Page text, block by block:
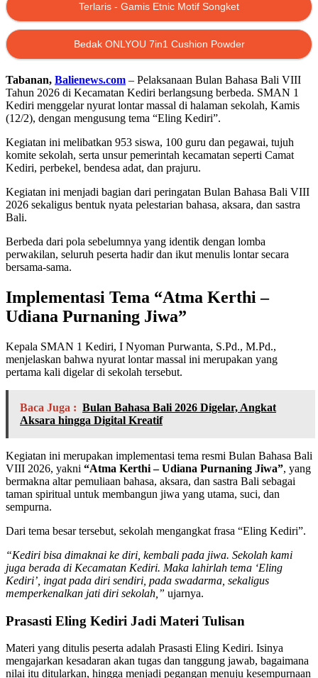
Terlaris - Gamis Etnic Motif Songket
Bedak ONLYOU 7in1 Cushion Powder
Tabanan, Balienews.com – Pelaksanaan Bulan Bahasa Bali VIII
Tahun 2026 di Kecamatan Kediri berlangsung berbeda. SMAN 1
Kediri menggelar nyurat lontar massal di halaman sekolah, Kamis
(12/2), dengan mengusung tema “Eling Kediri”.
Kegiatan ini melibatkan 953 siswa, 100 guru dan pegawai, tujuh
komite sekolah, serta unsur pemerintah kecamatan seperti Camat
Kediri, perbekel, bendesa adat, dan prajuru.
Kegiatan ini menjadi bagian dari peringatan Bulan Bahasa Bali VIII
2026 sekaligus bentuk nyata pelestarian bahasa, aksara, dan sastra
Bali.
Berbeda dari pola sebelumnya yang identik dengan lomba
perwakilan, seluruh peserta hadir dan ikut menulis lontar secara
bersama-sama.
Implementasi Tema “Atma Kerthi –
Udiana Purnaning Jiwa”
Kepala SMAN 1 Kediri, I Nyoman Purwanta, S.Pd., M.Pd.,
menjelaskan bahwa nyurat lontar massal ini merupakan yang
pertama kali digelar di sekolah tersebut.
Baca Juga : Bulan Bahasa Bali 2026 Digelar, Angkat
Aksara hingga Digital Kreatif
Kegiatan ini merupakan implementasi tema resmi Bulan Bahasa Bali
VIII 2026, yakni “Atma Kerthi – Udiana Purnaning Jiwa”, yang
bermakna altar pemuliaan bahasa, aksara, dan sastra Bali sebagai
taman spiritual untuk membangun jiwa yang utama, suci, dan
sempurna.
Dari tema besar tersebut, sekolah mengangkat frasa “Eling Kediri”.
“Kediri bisa dimaknai ke diri, kembali pada jiwa. Sekolah kami
juga berada di Kecamatan Kediri. Maka lahirlah tema ‘Eling
Kediri’, ingat pada diri sendiri, pada swadarma, sekaligus
memperkenalkan jati diri sekolah,” ujarnya.
Prasasti Eling Kediri Jadi Materi Tulisan
Materi yang ditulis peserta adalah Prasasti Eling Kediri. Isinya
mengajarkan kesadaran akan tugas dan tanggung jawab, bagaimana
nilai itu ditularkan, hingga menjadi pegangan menuju kesempurnaan